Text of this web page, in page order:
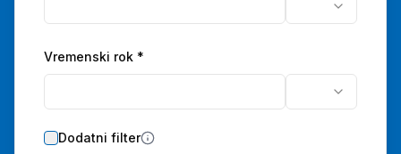
Vremenski rok *
Dodatni filter